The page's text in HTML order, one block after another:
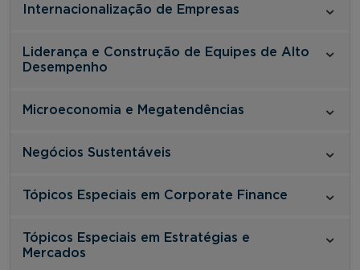
Internacionalização de Empresas
Liderança e Construção de Equipes de Alto
Desempenho
Microeconomia e Megatendências
Negócios Sustentáveis
Tópicos Especiais em Corporate Finance
Tópicos Especiais em Estratégias e
Mercados